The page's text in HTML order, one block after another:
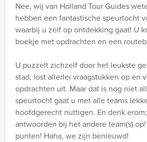
Nee, wij van Holland Tour Guides
hebben een fantastische speurtocht
waarbij u zèlf op ontdekking gaat! U
boekje met opdrachten en een
U puzzelt zichzelf door het leukste
stad, lost allerlei vraagstukken op en
opdrachten uit. Maar dat is nog niet
speurtocht gaat u met alle teams
hoofdgerecht nuttigen. En denk
antwoorden bij het andere team(s)
punten! Haha, we zijn benieuwd!